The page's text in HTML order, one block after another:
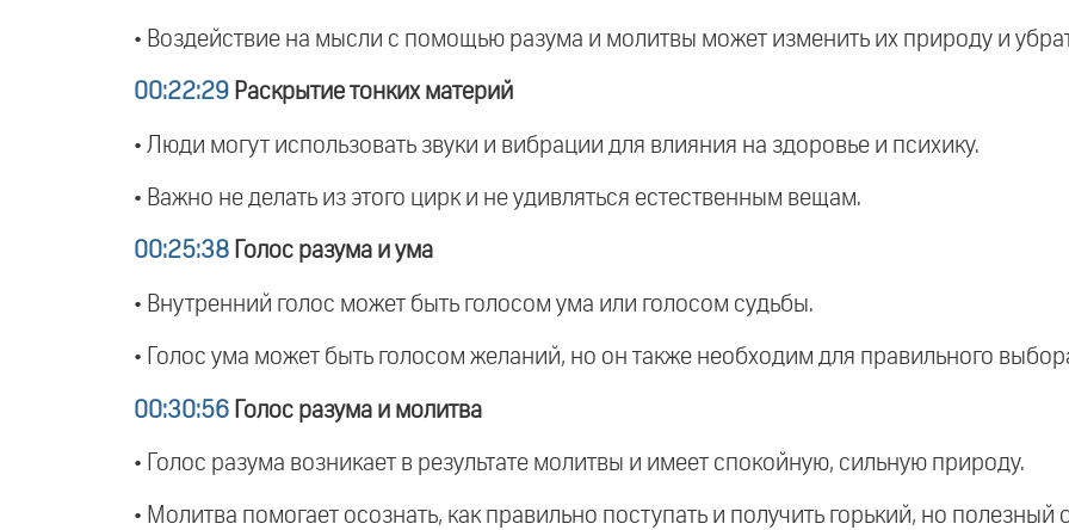
• Воздействие на мысли с помощью разума и молитвы может изменить их природу и
00:22:29 Раскрытие тонких материй
• Люди могут использовать звуки и вибрации для влияния на здоровье и психику.
• Важно не делать из этого цирк и не удивляться естественным вещам.
00:25:38 Голос разума и ума
• Внутренний голос может быть голосом ума или голосом судьбы.
• Голос ума может быть голосом желаний, но он также необходим для правильного
00:30:56 Голос разума и молитва
• Голос разума возникает в результате молитвы и имеет спокойную, сильную природу.
• Молитва помогает осознать, как правильно поступать и получить горький, но полезный